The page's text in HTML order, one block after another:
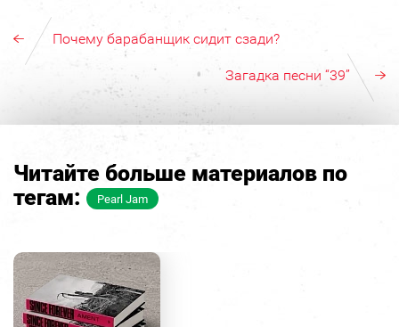
Почему барабанщик сидит сзади?
Загадка песни “39”
Читайте больше материалов по
тегам:
Pearl Jam